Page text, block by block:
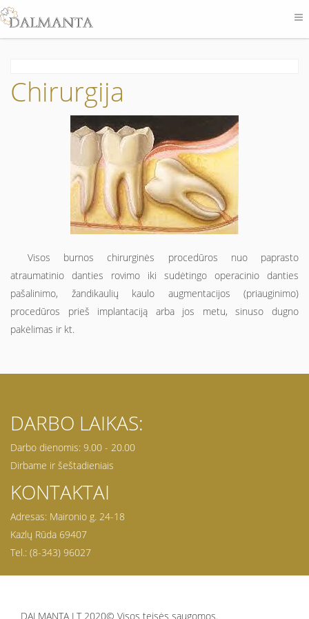
Chirurgija
Visos burnos chirurginės procedūros nuo paprasto
atraumatinio danties rovimo iki sudėtingo operacinio danties
pašalinimo, žandikaulių kaulo augmentacijos (priauginimo)
procedūros prieš implantaciją arba jos metu, sinuso dugno
pakėlimas ir kt.
DARBO LAIKAS:
Darbo dienomis: 9.00 - 20.00
Dirbame ir šeštadieniais
KONTAKTAI
Adresas: Maironio g. 24-18
Kazlų Rūda 69407
Tel.: (8-343) 96027
DALMANTA LT 2020© Visos teisės saugomos.